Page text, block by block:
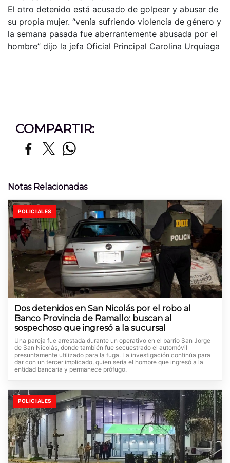
El otro detenido está acusado de golpear y abusar de
su propia mujer. “venía sufriendo violencia de género y
la semana pasada fue aberrantemente abusada por el
hombre” dijo la jefa Oficial Principal Carolina Urquiaga
COMPARTIR:
Notas Relacionadas
POLICIALES
Dos detenidos en San Nicolás por el robo al
Banco Provincia de Ramallo: buscan al
sospechoso que ingresó a la sucursal
Una pareja fue arrestada durante un operativo en el barrio San Jorge
de San Nicolás, donde también fue secuestrado el automóvil
presuntamente utilizado para la fuga. La investigación continúa para
dar con un tercer implicado, quien sería el hombre que ingresó a la
entidad bancaria y permanece prófugo.
POLICIALES